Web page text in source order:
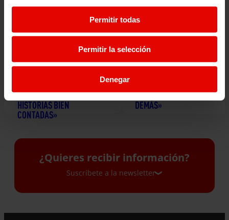
Permitir todas
Permitir la selección
Denegar
EBBABA HAMEIDA: «A LOS
MEDIOS SOLO NOS PUEDEN
PROFUNDIDAD Y LAS
HISTORIAS BIEN
CONTADAS»
“LA ECONOMÍA SOCIAL
ESTO CONDICIONA TODO LO
DEMÁS»
¿Quieres recibir información?
Suscríbete a la newsletter